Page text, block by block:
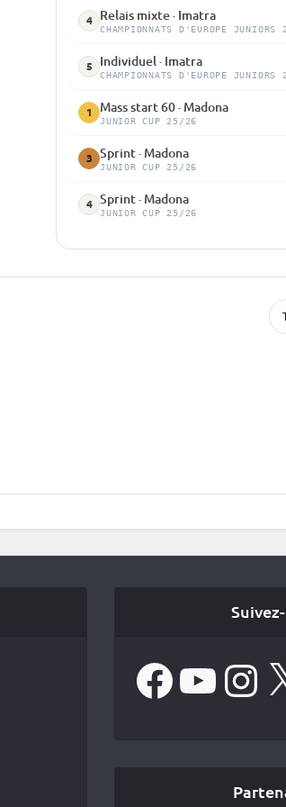
4 Relais mixte · Imatra
CHAMPIONNATS D'EUROPE JUNIORS
5 Individuel · Imatra
CHAMPIONNATS D'EUROPE JUNIORS
1 Mass start 60 · Madona
JUNIOR CUP 25/26
3 Sprint · Madona
JUNIOR CUP 25/26
4 Sprint · Madona
JUNIOR CUP 25/26
FacebookYouTube Instagram
X